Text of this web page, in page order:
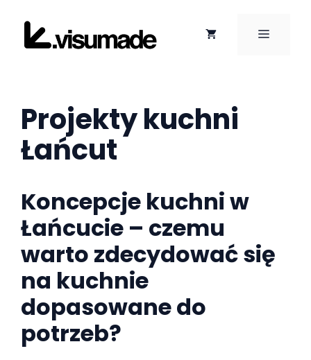
treści
MENU
Projekty kuchni
Łańcut
Koncepcje kuchni w
Łańcucie – czemu
warto zdecydować się
na kuchnie
dopasowane do
potrzeb?